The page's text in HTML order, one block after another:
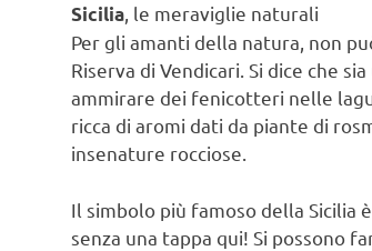
Sicilia, le meraviglie naturali
Per gli amanti della natura, non
Riserva di Vendicari. Si dice che
ammirare dei fenicotteri nelle
ricca di aromi dati da piante di
insenature rocciose.
Il simbolo più famoso della Sicilia
senza una tappa qui! Si possono